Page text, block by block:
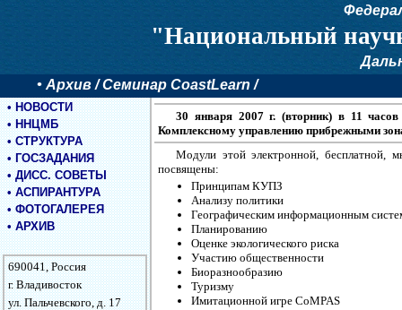
"Национальный
• Архив / Семинар CoastLearn /
•НОВОСТИ
•ННЦМБ
•СТРУКТУРА
•ГОСЗАДАНИЯ
•ДИСС. СОВЕТЫ
•АСПИРАНТУРА
•ФОТОГАЛЕРЕЯ
•АРХИВ
690041, Россия
г. Владивосток
ул. Пальчевского, д. 17
30 января 2007 г. (вторник) в 11 часов
Комплексному управлению прибрежными
Модули этой электронной, бесплатной,
посвящены:
Принципам КУПЗ
Анализу политики
Географическим информационным
Планированию
Оценке экологического риска
Участию общественности
Биоразнообразию
Туризму
Имитационной игре CoMPAS